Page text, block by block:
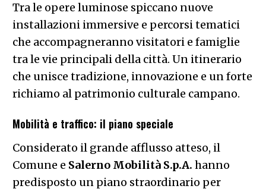
Tra le opere luminose spiccano nuove
installazioni immersive e percorsi tematici
che accompagneranno visitatori e famiglie
tra le vie principali della città. Un itinerario
che unisce tradizione, innovazione e un forte
richiamo al patrimonio culturale campano.
Mobilità e traffico: il piano speciale
Considerato il grande afflusso atteso, il
Comune e Salerno Mobilità S.p.A. hanno
predisposto un piano straordinario per